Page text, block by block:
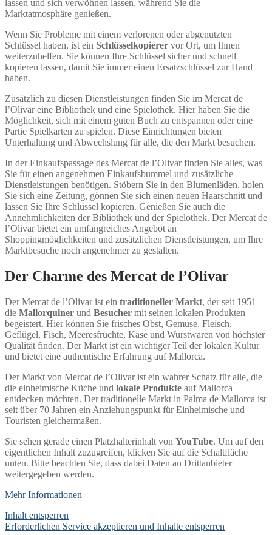
lassen und sich verwöhnen lassen, während Sie die
Marktatmosphäre genießen.
Wenn Sie Probleme mit einem verlorenen oder abgenutzten
Schlüssel haben, ist ein Schlüsselkopierer vor Ort, um Ihnen
weiterzuhelfen. Sie können Ihre Schlüssel sicher und schnell
kopieren lassen, damit Sie immer einen Ersatzschlüssel zur Hand
haben.
Zusätzlich zu diesen Dienstleistungen finden Sie im Mercat de
l’Olivar eine Bibliothek und eine Spielothek. Hier haben Sie die
Möglichkeit, sich mit einem guten Buch zu entspannen oder eine
Partie Spielkarten zu spielen. Diese Einrichtungen bieten
Unterhaltung und Abwechslung für alle, die den Markt besuchen.
In der Einkaufspassage des Mercat de l’Olivar finden Sie alles, was
Sie für einen angenehmen Einkaufsbummel und zusätzliche
Dienstleistungen benötigen. Stöbern Sie in den Blumenläden, holen
Sie sich eine Zeitung, gönnen Sie sich einen neuen Haarschnitt und
lassen Sie Ihre Schlüssel kopieren. Genießen Sie auch die
Annehmlichkeiten der Bibliothek und der Spielothek. Der Mercat de
l’Olivar bietet ein umfangreiches Angebot an
Shoppingmöglichkeiten und zusätzlichen Dienstleistungen, um Ihre
Marktbesuche noch angenehmer zu gestalten.
Der Charme des Mercat de l’Olivar
Der Mercat de l’Olivar ist ein traditioneller Markt, der seit 1951
die Mallorquiner und Besucher mit seinen lokalen Produkten
begeistert. Hier können Sie frisches Obst, Gemüse, Fleisch,
Geflügel, Fisch, Meeresfrüchte, Käse und Wurstwaren von höchster
Qualität finden. Der Markt ist ein wichtiger Teil der lokalen Kultur
und bietet eine authentische Erfahrung auf Mallorca.
Der Markt von Mercat de l’Olivar ist ein wahrer Schatz für alle, die
die einheimische Küche und lokale Produkte auf Mallorca
entdecken möchten. Der traditionelle Markt in Palma de Mallorca ist
seit über 70 Jahren ein Anziehungspunkt für Einheimische und
Touristen gleichermaßen.
Sie sehen gerade einen Platzhalterinhalt von YouTube. Um auf den
eigentlichen Inhalt zuzugreifen, klicken Sie auf die Schaltfläche
unten. Bitte beachten Sie, dass dabei Daten an Drittanbieter
weitergegeben werden.
Mehr Informationen
Inhalt entsperren
Erforderlichen Service akzeptieren und Inhalte entsperren